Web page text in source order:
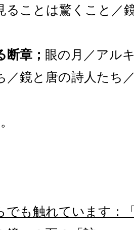
ることは驚くこと／
断章； 眼の月／アル
／鏡と唐の詩人たち
でも触れています：